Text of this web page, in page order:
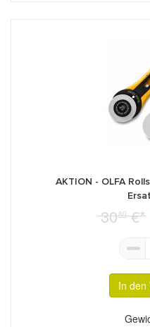
AKTION - OLFA
3080€*
In den